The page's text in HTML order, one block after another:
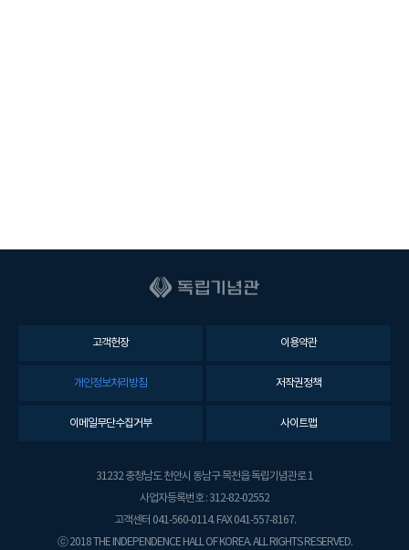
고객헌장 이용약관
개인정보처리방침 저작권정책
이메일무단수집거부 사이트맵
31232 충청남도 천안시 동남구 목천읍 독립기념관로 1
사업자등록번호 : 312-82-02552
고객센터 041-560-0114. FAX 041-557-8167.
ⓒ 2018 THE INDEPENDENCE HALL OF KOREA. ALL RIGHTS RESERVED.